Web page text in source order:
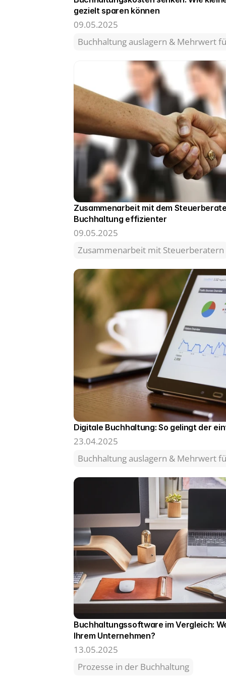
gezielt sparen können
09.05.2025
Buchhaltung auslagern & Mehrwert
Zusammenarbeit mit dem
Buchhaltung effizienter
09.05.2025
Zusammenarbeit mit Steuerberatern
Digitale Buchhaltung: So gelingt der
23.04.2025
Buchhaltung auslagern & Mehrwert
Buchhaltungssoftware im Vergleich:
Ihrem Unternehmen?
13.05.2025
Prozesse in der Buchhaltung